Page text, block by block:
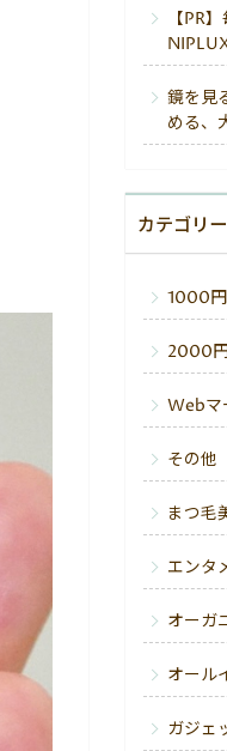
【PR
鏡を見
める、
カテゴリー
1000円
2000
Webマ
その他
まつ毛
エンタ
オーガ
オール
ガジェ